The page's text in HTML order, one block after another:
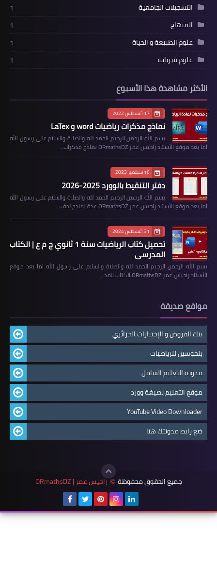
التسجيلات الجامعية
1
المنهاج
1
علوم الطبيعة و الحياة
1
علوم فيزياية
1
الأكثر مشاهدة هذا الأسبوع
17 أغسطس 2022
نماذج مذكرات رياضيات word و LaTex
بسم الله الرحمن الرحيم الحمد لله والصلاة والسلام على رسول الله
اما بعد موقع الأستاذ راحيس عمر ORmathsDZ نماذج مذكرات…
16 سبتمبر 2023
دفتر التنقيط بالوورد 2025-2026
بسم الله الرحمن الرحيم الحمد لله والصلاة والسلام على رسول الله
اما بعد موقع الأستاذ راحيس عمر ORmathsDZ عدة نماذج لدف…
31 أغسطس 2024
تحميل كتاب الرياضيات سنة 1 ثانوي ج م ع | الكتاب
المدرسي
بسم الله الرحمن الرحيم الحمد لله والصلاة والسلام على رسول الله اما بعد موقع
الأستاذ راحيس عمر ORmathsDZ الكتاب المد…
مواقع صديقة
بنك الفروض و الإختبارات الجزائري
بلحوسين للرياضيات
مدونة التعليم الشامل
موقع التعليم بصيغة وورد
YouTube Video Downloader
ضع رابط مدونتك هنا
جميع الحقوق محفوظة © راحيس عمر | ORmathsDZ